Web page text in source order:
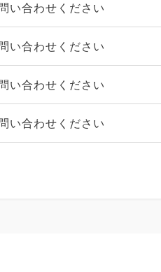
い合わせください
い合わせください
い合わせください
い合わせください